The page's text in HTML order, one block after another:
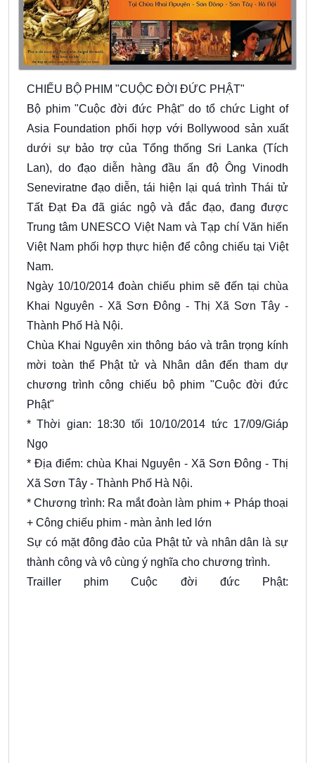
CHIẾU BỘ PHIM "CUỘC ĐỜI ĐỨC PHẬT"
Bộ phim "Cuộc đời đức Phật" do tổ chức Light of
Asia Foundation phối hợp với Bollywood sản xuất
dưới sự bảo trợ của Tổng thống Sri Lanka (Tích
Lan), do đạo diễn hàng đầu ấn độ Ông Vinodh
Seneviratne đạo diễn, tái hiện lại quá trình Thái tử
Tất Đạt Đa đã giác ngộ và đắc đạo, đang được
Trung tâm UNESCO Việt Nam và Tạp chí Văn hiến
Việt Nam phối hợp thực hiện để công chiếu tại Việt
Nam.
Ngày 10/10/2014 đoàn chiếu phim sẽ đến tại chùa
Khai Nguyên - Xã Sơn Đông - Thị Xã Sơn Tây -
Thành Phố Hà Nội.
Chùa Khai Nguyên xin thông báo và trân trọng kính
mời toàn thể Phật tử và Nhân dân đến tham dự
chương trình công chiếu bộ phim "Cuộc đời đức
Phật"
* Thời gian: 18:30 tối 10/10/2014 tức 17/09/Giáp
Ngọ
* Địa điểm: chùa Khai Nguyên - Xã Sơn Đông - Thị
Xã Sơn Tây - Thành Phố Hà Nội.
* Chương trình: Ra mắt đoàn làm phim + Pháp thoại
+ Công chiếu phim - màn ảnh led lớn
Sự có mặt đông đảo của Phật tử và nhân dân là sự
thành công và vô cùng ý nghĩa cho chương trình.
Trailler phim Cuộc đời đức Phật: